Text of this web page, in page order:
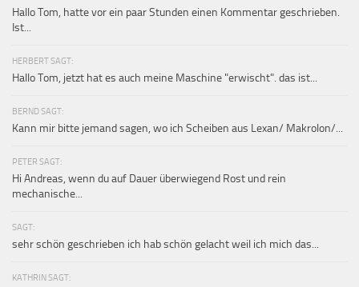
Hallo Tom, hatte vor ein paar Stunden einen Kommentar geschrieben.
Ist...
HERBERT SAGT:
Hallo Tom, jetzt hat es auch meine Maschine "erwischt". das ist...
BERND SAGT:
Kann mir bitte jemand sagen, wo ich Scheiben aus Lexan/ Makrolon/...
PETER SAGT:
Hi Andreas, wenn du auf Dauer überwiegend Rost und rein
mechanische...
SAGT:
sehr schön geschrieben ich hab schön gelacht weil ich mich das...
KATHRIN SAGT: